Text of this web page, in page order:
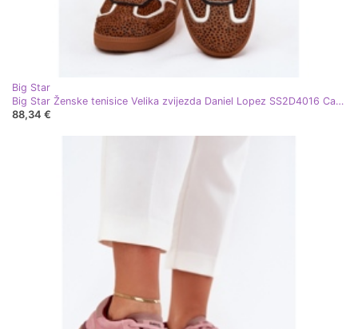
Big Star
Big Star Ženske tenisice Velika zvijezda Daniel Lopez SS2D4016 Camel smeđa
88,34 €